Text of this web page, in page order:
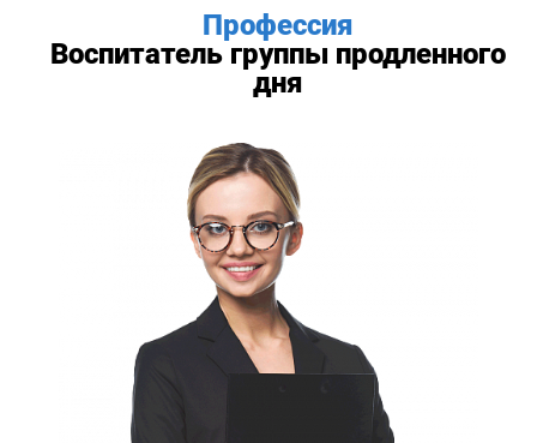
Профессия
Воспитатель группы продленного
дня